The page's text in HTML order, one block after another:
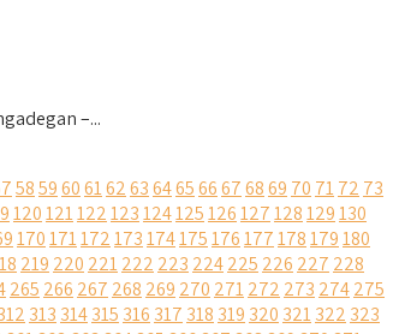
–...
585960616263646566676869 70 7172 73
120121122123124125126127128129130
170171172173174175176177178179180
219 220 221222 223 224225 226 227 228
265 266 267 268 269 270 271272 273 274275
313 314315 316 317 318 319 320 321322 323